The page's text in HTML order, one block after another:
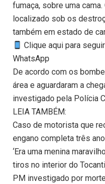
fumaça, sobre uma
localizado sob os
também em estado de
Clique aqui para
WhatsApp
De acordo com os
área e aguardaram a
investigado pela Polícia
LEIA TAMBÉM:
Caso de motorista que
engano completa três
‘Era uma menina
tiros no interior do
PM investigado por